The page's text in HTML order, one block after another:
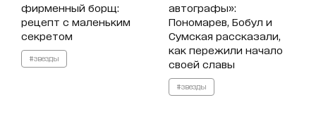
фирменный борщ:
рецепт с маленьким
секретом
#звезды
автографы»:
Пономарев, Бобул и
Сумская рассказали,
как пережили начало
своей славы
#звезды